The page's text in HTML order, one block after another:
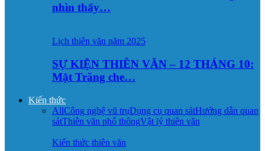
nhìn thấy…
Lịch thiên văn năm 2025
SỰ KIỆN THIÊN VĂN – 12 THÁNG 10:
Mặt Trăng che…
Kiến thức
AllCông nghệ vũ trụDụng cụ quan sátHướng dẫn quan
sátThiên văn phổ thôngVật lý thiên văn
Kiến thức thiên văn